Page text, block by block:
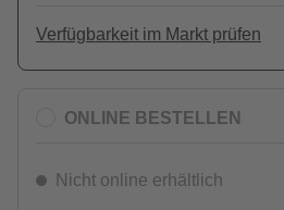
Verfügbarkeit im Markt prüfen
ONLINE BESTELLEN
Nicht online erhältlich